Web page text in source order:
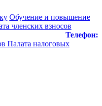
Обучение и повышение
членских взносов
Телефон:
Палата налоговых